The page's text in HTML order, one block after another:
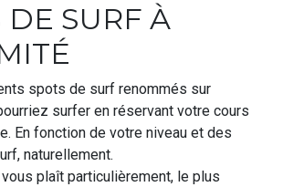
DE SURF À
spots de surf renommés sur
surfer en réservant votre cours
En fonction de votre niveau et des
naturellement.
plaît particulièrement, le plus